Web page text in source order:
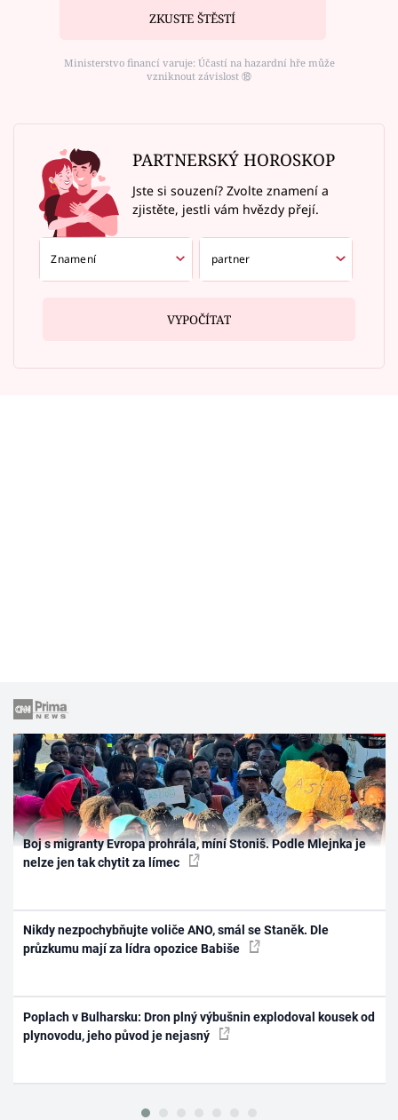
ZKUSTE ŠTĚSTÍ
Ministerstvo financí varuje: Účastí na hazardní hře může
vzniknout závislost ⑱
PARTNERSKÝ HOROSKOP
Jste si souzení? Zvolte znamení a
zjistěte, jestli vám hvězdy přejí.
VYPOČÍTAT
Boj s migranty Evropa prohrála, míní Stoniš. Podle Mlejnka je
nelze jen tak chytit za límec
Nikdy nezpochybňujte voliče ANO, smál se Staněk. Dle
průzkumu mají za lídra opozice Babiše
Poplach v Bulharsku: Dron plný výbušnin explodoval kousek od
plynovodu, jeho původ je nejasný